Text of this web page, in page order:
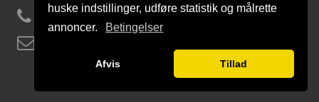
huske indstillinger, udføre statistik og målrette
annoncer.
Betingelser
Afvis Tillad
81 44 12 12